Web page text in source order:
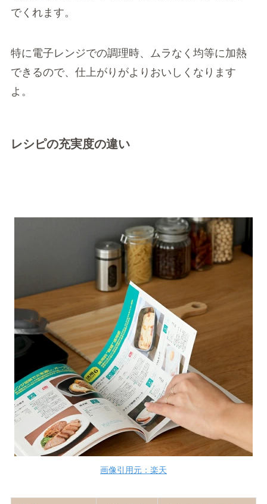
でくれます。
特に電子レンジでの調理時、ムラなく均等に加熱
できるので、仕上がりがよりおいしくなります
よ。
レシピの充実度の違い
画像引用元：楽天